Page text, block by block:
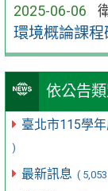
2025-06-06
環境概論課程
依公告
臺北市115學
)
最新訊息 (